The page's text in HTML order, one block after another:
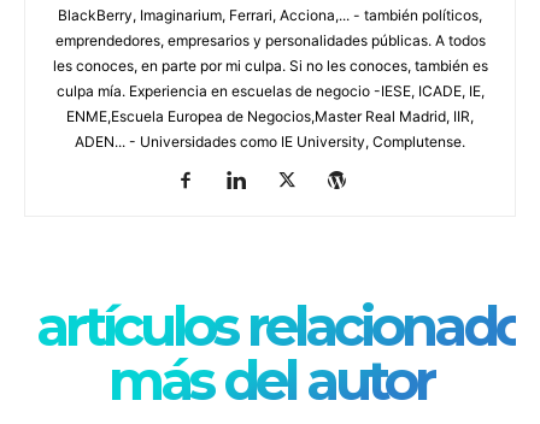
BlackBerry, Imaginarium, Ferrari, Acciona,... - también políticos,
emprendedores, empresarios y personalidades públicas. A todos
les conoces, en parte por mi culpa. Si no les conoces, también es
culpa mía. Experiencia en escuelas de negocio -IESE, ICADE, IE,
ENME,Escuela Europea de Negocios,Master Real Madrid, IIR,
ADEN... - Universidades como IE University, Complutense.
artículos
más del autor